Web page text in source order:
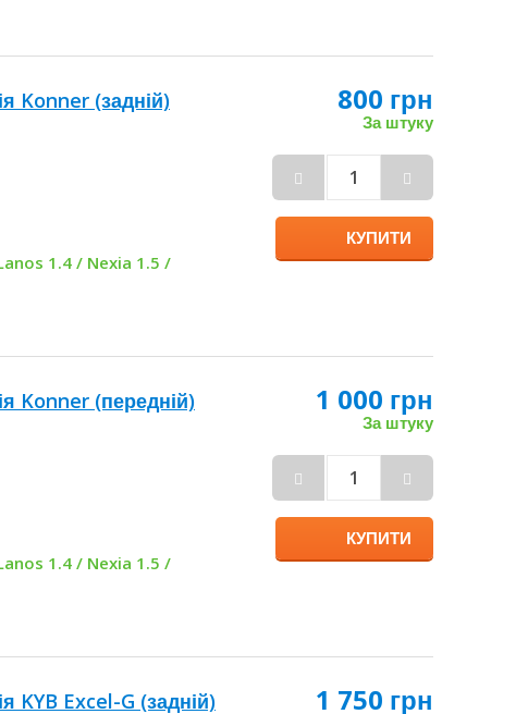
800 грн
За штуку
КУПИТИ
Konner (задній)
1.4 / Nexia 1.5 /
1 000 грн
За штуку
КУПИТИ
Konner (передній)
1.4 / Nexia 1.5 /
1 750 грн
KYB Excel-G